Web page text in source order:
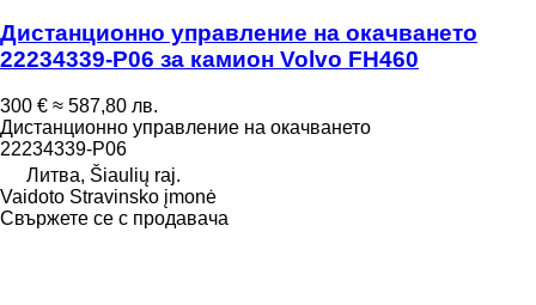
Дистанционно управление на окачването
22234339-P06 за камион Volvo FH460
300 € ≈ 587,80 лв.
Дистанционно управление на окачването
22234339-P06
Литва, Šiaulių raj.
Vaidoto Stravinsko įmonė
Свържете се с продавача